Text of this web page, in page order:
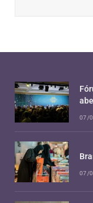
07/
07/